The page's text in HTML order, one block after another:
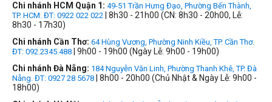
Chi nhánh HCM Quận 1: 49-51 Trần Hưng Đạo, Phường Bến Thành,
TP. HCM. ĐT: 0922 022 022 | 8h30 - 21h00 (CN: 8h30 - 20h00, Lễ:
8h30 - 17h30)
Chi nhánh Cần Thơ: 64 Hùng Vương, Phường Ninh Kiều, TP. Cần Thơ.
ĐT: 092.2345.488 | 9h00 - 19h00 (Ngày Lễ: 9h00 - 19h00)
Chi nhánh Đà Nẵng: 184 Nguyễn Văn Linh, Phường Thanh Khê, TP. Đà
Nẵng. ĐT: 0927 28 5678 | 8h00 - 20h00 (Chủ Nhật & Ngày Lễ: 9h00 -
18h00)